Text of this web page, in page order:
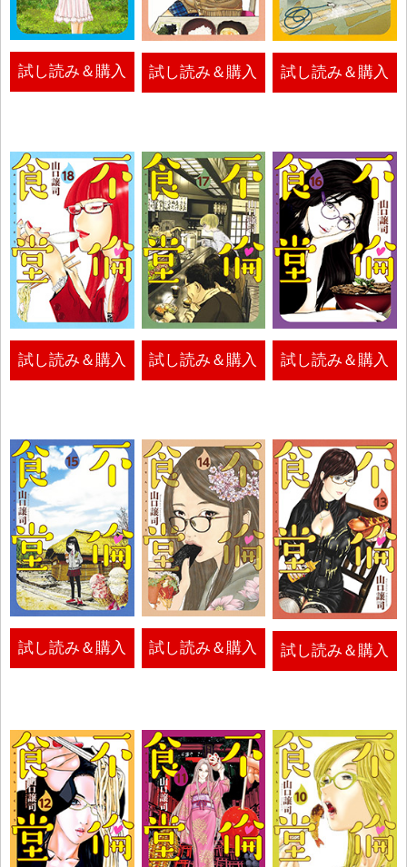
試し読み＆購入 試し読み＆購入 試し読み＆購入
試し読み＆購入 試し読み＆購入 試し読み＆購入
試し読み＆購入 試し読み＆購入 試し読み＆購入